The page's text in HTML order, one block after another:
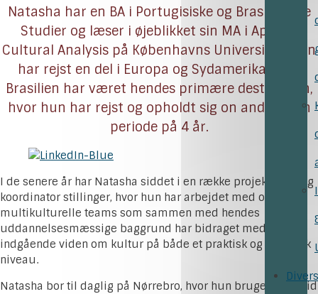
Natasha har en BA i Portugisiske og Brasilianske
Studier og læser i øjeblikket sin MA i Applied
Cultural Analysis på Københavns Universitet. Hun
har rejst en del i Europa og Sydamerika, men
Brasilien har været hendes primære destination,
hvor hun har rejst og opholdt sig on and off i en
periode på 4 år.
I de senere år har Natasha siddet i en række projektleder og
koordinator stillinger, hvor hun har arbejdet med og i
multikulturelle teams som sammen med hendes
uddannelsesmæssige baggrund har bidraget med
indgående viden om kultur på både et praktisk og teoretisk
niveau.
Natasha bor til daglig på Nørrebro, hvor hun bruger sin fritid